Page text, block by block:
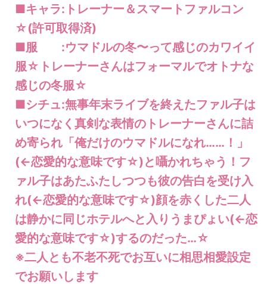
■キャラ:トレーナー＆スマートファルコン
☆(許可取得済)
■服 :ウマドルの冬〜って感じのカワイイ
服☆トレーナーさんはフォーマルでオトナな
感じの冬服☆
■シチュ:無事年末ライブを終えたファル子は
いつになく真剣な表情のトレーナーさんに詰
め寄られ「俺だけのウマドルになれ……！」
(←恋愛的な意味です☆)と囁かれちゃう！フ
ァル子はあたふたしつつも彼の告白を受け入
れ(←恋愛的な意味です☆)顔を赤くした二人
は静かに同じホテルへと入りうまぴょい(←恋
愛的な意味です☆)するのだった…☆
※二人とも不老不死でお互いに相思相愛設定
でお願いします